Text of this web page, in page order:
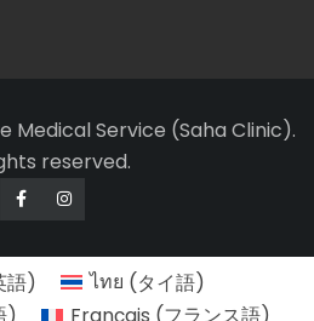
Medical Service (Saha Clinic).
reserved.
語) ไทย (タイ語)